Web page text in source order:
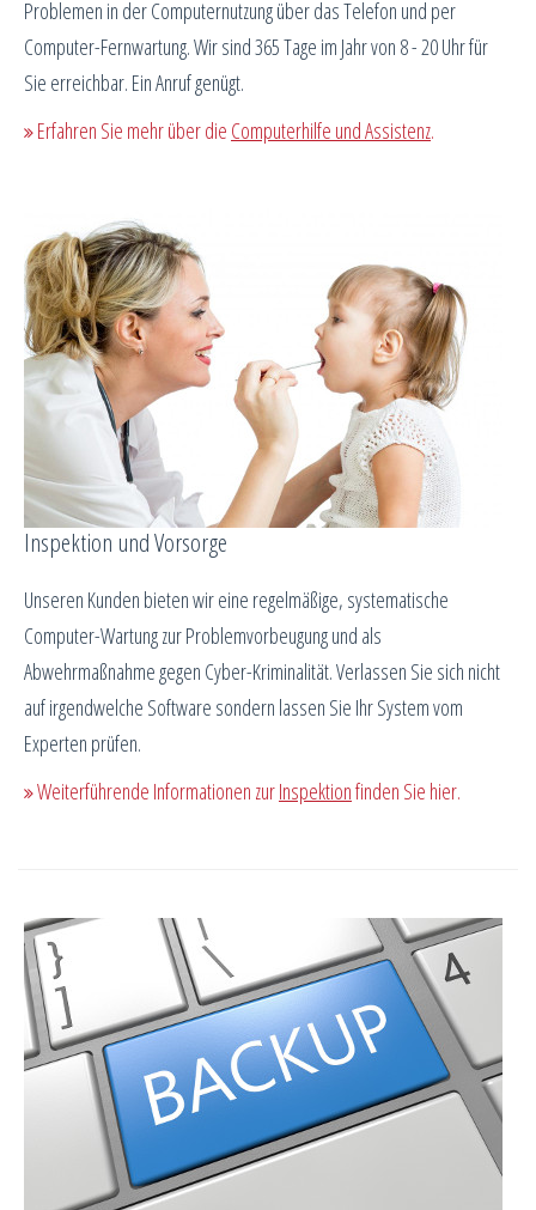
Problemen in der Computernutzung über das Telefon und per
Computer-Fernwartung. Wir sind 365 Tage im Jahr von 8 - 20 Uhr für
Sie erreichbar. Ein Anruf genügt.
Erfahren Sie mehr über die Computerhilfe und Assistenz.
Inspektion und Vorsorge
Unseren Kunden bieten wir eine regelmäßige, systematische
Computer-Wartung zur Problemvorbeugung und als
Abwehrmaßnahme gegen Cyber-Kriminalität. Verlassen Sie sich nicht
auf irgendwelche Software sondern lassen Sie Ihr System vom
Experten prüfen.
Weiterführende Informationen zurInspektionfinden Sie hier.